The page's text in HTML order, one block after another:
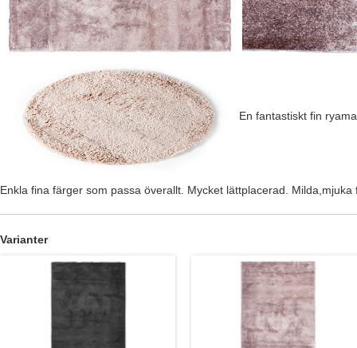
En fantastiskt fin
Enkla fina färger som passa överallt. Mycket lättplacerad.
Varianter